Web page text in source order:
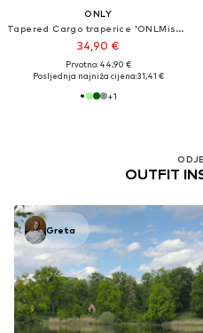
ONLY
Tapered Cargo traperice 'ONLMissouri'
34,90 €
Prvotno: 44,90 €
Posljednja najniža cijena:31,41 €
+1
OUTFIT
Greta